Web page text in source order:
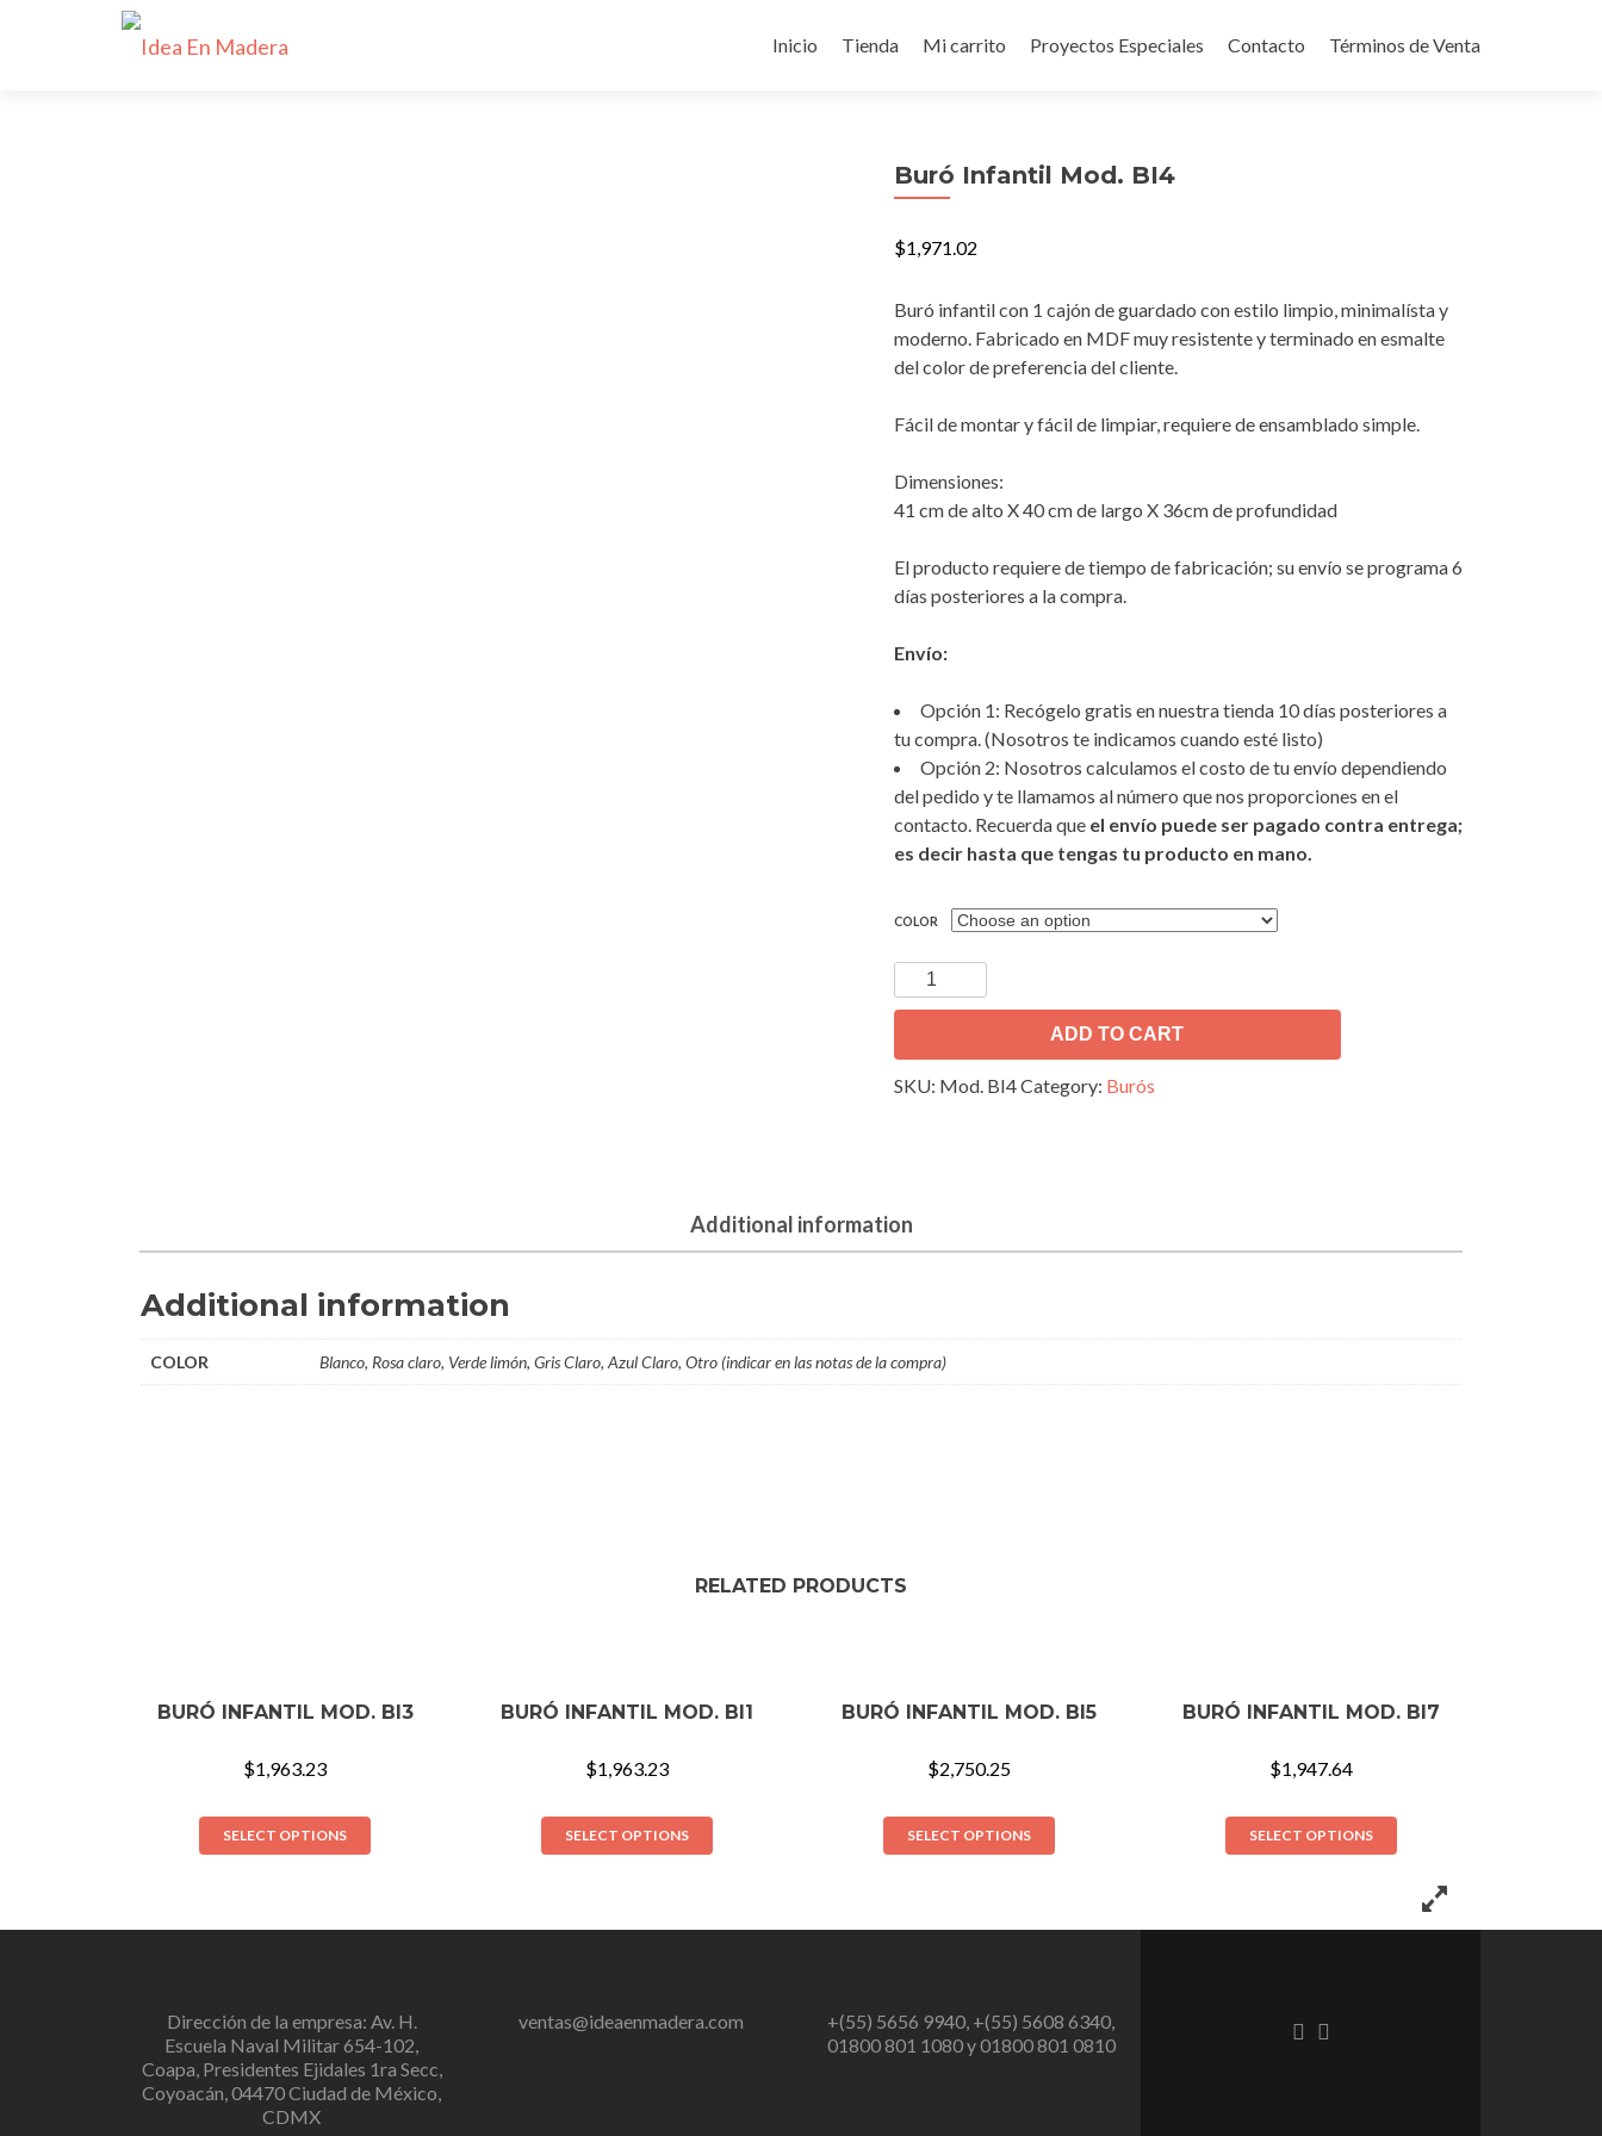
al
Inicio Tienda Mi carrito Proyectos Especiales Contacto Términos de Venta
Buró Infantil Mod. BI4
$1,971.02
Buró infantil con 1 cajón de guardado con estilo limpio, minimalísta y
moderno. Fabricado en MDF muy resistente y terminado en esmalte
del color de preferencia del cliente.
Fácil de montar y fácil de limpiar, requiere de ensamblado simple.
Dimensiones:
41 cm de alto X 40 cm de largo X 36cm de profundidad
El producto requiere de tiempo de fabricación; su envío se programa 6
días posteriores a la compra.
Envío:
Opción 1: Recógelo gratis en nuestra tienda 10 días posteriores a
tu compra. (Nosotros te indicamos cuando esté listo)
Opción 2: Nosotros calculamos el costo de tu envío dependiendo
del pedido y te llamamos al número que nos proporciones en el
contacto. Recuerda que el envío puede ser pagado contra entrega;
es decir hasta que tengas tu producto en mano.
COLOR
Buró
Infantil
BI4
quantity
ADD TO CART
SKU: Mod. BI4Category: Burós
Additional information
Additional information
COLOR Blanco, Rosa claro, Verde limón, Gris Claro, Azul Claro, Otro (indicar en las notas de la compra)
RELATED PRODUCTS
BURÓ INFANTIL MOD. BI3
$1,963.23
SELECT OPTIONS
BURÓ INFANTIL MOD. BI1
$1,963.23
SELECT OPTIONS
BURÓ INFANTIL MOD. BI5
$2,750.25
SELECT OPTIONS
BURÓ INFANTIL MOD. BI7
$1,947.64
SELECT OPTIONS
Dirección de la empresa: Av. H.
Escuela Naval Militar 654-102,
Coapa, Presidentes Ejidales 1ra Secc,
Coyoacán, 04470 Ciudad de México,
CDMX
ventas@ideaenmadera.com
+(55) 5656 9940, +(55) 5608 6340,
01800 801 1080 y 01800 801 0810
EnlaceEnlace